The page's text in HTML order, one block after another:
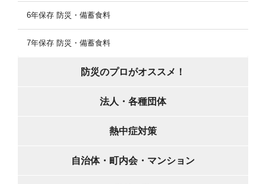
6年保存 防災・備蓄食料
7年保存 防災・備蓄食料
防災のプロがオススメ！
法人・各種団体
熱中症対策
自治体・町内会・マンション